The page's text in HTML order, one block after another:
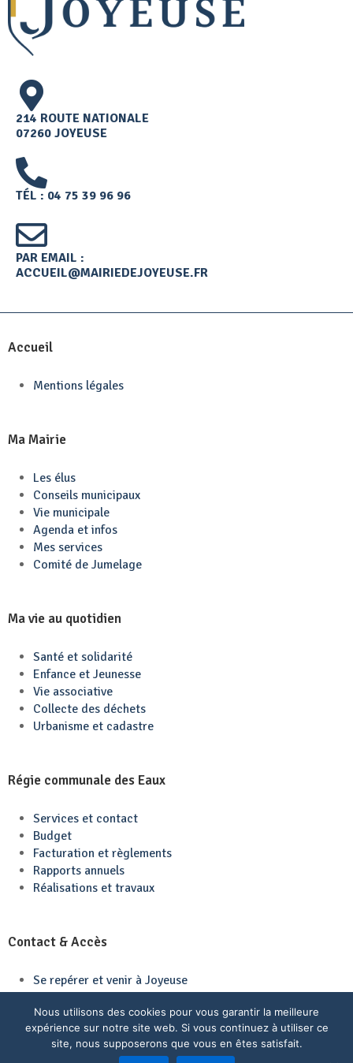
214 ROUTE NATIONALE
07260 JOYEUSE
TÉL : 04 75 39 96 96
PAR EMAIL :
ACCUEIL@MAIRIEDEJOYEUSE.FR
Accueil
Mentions légales
Ma Mairie
Les élus
Conseils municipaux
Vie municipale
Agenda et infos
Mes services
Comité de Jumelage
Ma vie au quotidien
Santé et solidarité
Enfance et Jeunesse
Vie associative
Collecte des déchets
Urbanisme et cadastre
Régie communale des Eaux
Services et contact
Budget
Facturation et règlements
Rapports annuels
Réalisations et travaux
Contact & Accès
Se repérer et venir à Joyeuse
Contactez-nous
Nous utilisons des cookies pour vous garantir la meilleure
expérience sur notre site web. Si vous continuez à utiliser ce
site, nous supposerons que vous en êtes satisfait.